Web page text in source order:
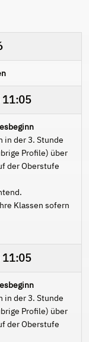
11:05
in der 3. Stunde
Profile) über
der Oberstufe
Klassen sofern
11:05
in der 3. Stunde
Profile) über
der Oberstufe